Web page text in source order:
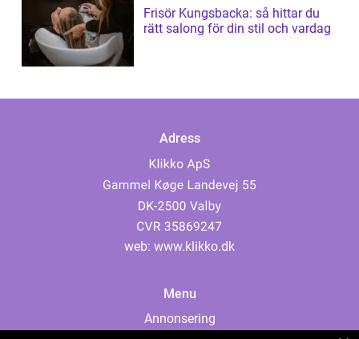
Frisör Kungsbacka: så hittar du
rätt salong för din stil och vardag
Adress
web: www.klikko.dk
Menu
Annonsering